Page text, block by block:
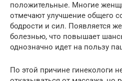
положительные. Многие
отмечают улучшение общего
бодрости и сил. Появляется
болезнью, что повышает
однозначно идет на пользу
По этой причине гинекологи